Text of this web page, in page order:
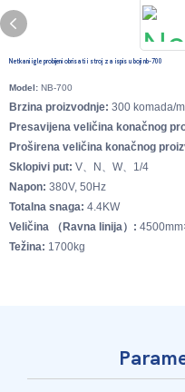
Netkani igle probijeni obrisati i stroj za ispis u boji nb-700
Model: NB-700
Brzina proizvodnje: 300 komada/
Presavijena veličina konačnog
Proširena veličina konačnog
Sklopivi put: V、N、W、1/4
Napon: 380V, 50Hz
Totalna snaga: 4.4KW
Veličina （Ravna linija）:
Težina: 1700kg